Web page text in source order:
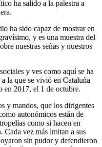
ha salido a la palestra a
ha sido capaz de mostrar en
y es una muestra del
nuestras señas y nuestros
y ves como aquí se ha
la que se vivió en Cataluña
en 2017, el 1 de octubre.
y mandos, que los dirigentes
autonómicos están de
como si hacen en
Cada vez más imitan a sus
sin pudor y defendieron